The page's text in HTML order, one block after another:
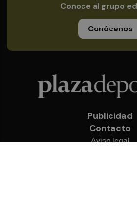
Conoce al grupo
Conócenos
Publicidad
Contacto
Aviso legal